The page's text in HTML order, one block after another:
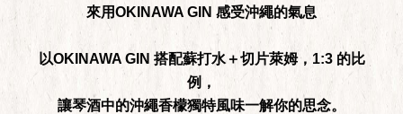
來用OKINAWA GIN 感受沖繩的氣息
以OKINAWA GIN 搭配蘇打水＋切片萊姆，1:3 的比
例，
讓琴酒中的沖繩香檬獨特風味一解你的思念。